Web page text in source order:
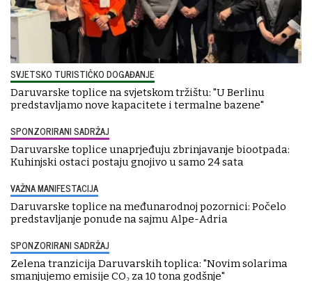
SVJETSKO TURISTIČKO DOGAĐANJE
Daruvarske toplice na svjetskom tržištu: "U Berlinu
predstavljamo nove kapacitete i termalne bazene"
SPONZORIRANI SADRŽAJ
Daruvarske toplice unaprjeđuju zbrinjavanje biootpada:
Kuhinjski ostaci postaju gnojivo u samo 24 sata
VAŽNA MANIFESTACIJA
Daruvarske toplice na međunarodnoj pozornici: Počelo
predstavljanje ponude na sajmu Alpe-Adria
SPONZORIRANI SADRŽAJ
Zelena tranzicija Daruvarskih toplica: "Novim solarima
smanjujemo emisije CO₂ za 10 tona godšnje"